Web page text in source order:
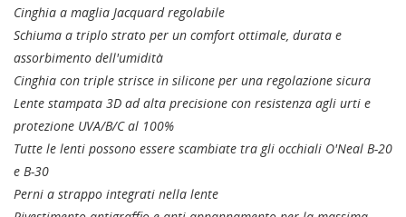
Cinghia a maglia Jacquard regolabile
Schiuma a triplo strato per un comfort ottimale, durata e
assorbimento dell'umidità
Cinghia con triple strisce in silicone per una regolazione sicura
Lente stampata 3D ad alta precisione con resistenza agli urti e
protezione UVA/B/C al 100%
Tutte le lenti possono essere scambiate tra gli occhiali O'Neal B-20
e B-30
Perni a strappo integrati nella lente